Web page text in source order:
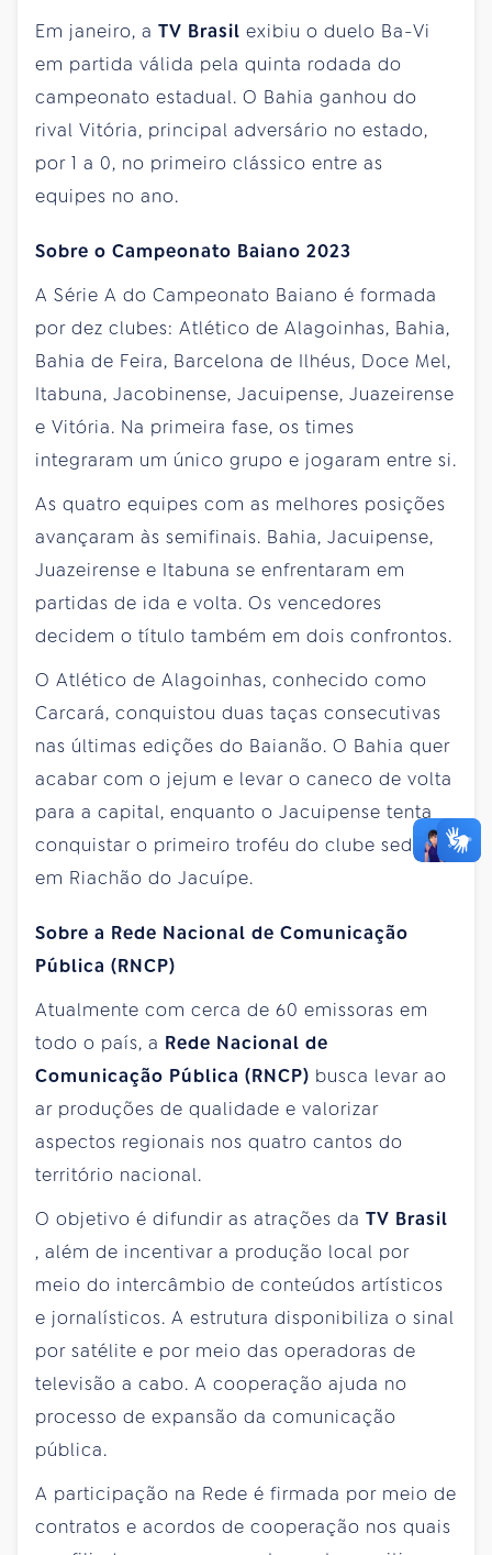
Em janeiro, a TV Brasil exibiu o duelo Ba-Vi
em partida válida pela quinta rodada do
campeonato estadual. O Bahia ganhou do
rival Vitória, principal adversário no estado,
por 1 a 0, no primeiro clássico entre as
equipes no ano.
Sobre o Campeonato Baiano 2023
A Série A do Campeonato Baiano é formada
por dez clubes: Atlético de Alagoinhas, Bahia,
Bahia de Feira, Barcelona de Ilhéus, Doce Mel,
Itabuna, Jacobinense, Jacuipense, Juazeirense
e Vitória. Na primeira fase, os times
integraram um único grupo e jogaram entre si.
As quatro equipes com as melhores posições
avançaram às semifinais. Bahia, Jacuipense,
Juazeirense e Itabuna se enfrentaram em
partidas de ida e volta. Os vencedores
decidem o título também em dois confrontos.
O Atlético de Alagoinhas, conhecido como
Carcará, conquistou duas taças consecutivas
nas últimas edições do Baianão. O Bahia quer
acabar com o jejum e levar o caneco de volta
para a capital, enquanto o Jacuipense tenta
conquistar o primeiro troféu do clube sediado
em Riachão do Jacuípe.
Sobre a Rede Nacional de Comunicação
Pública (RNCP)
Atualmente com cerca de 60 emissoras em
todo o país, a Rede Nacional de
Comunicação Pública (RNCP) busca levar ao
ar produções de qualidade e valorizar
aspectos regionais nos quatro cantos do
território nacional.
O objetivo é difundir as atrações da TV Brasil
, além de incentivar a produção local por
meio do intercâmbio de conteúdos artísticos
e jornalísticos. A estrutura disponibiliza o sinal
por satélite e por meio das operadoras de
televisão a cabo. A cooperação ajuda no
processo de expansão da comunicação
pública.
A participação na Rede é firmada por meio de
contratos e acordos de cooperação nos quais